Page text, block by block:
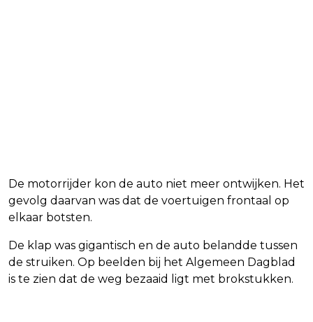
De motorrijder kon de auto niet meer ontwijken. Het
gevolg daarvan was dat de voertuigen frontaal op
elkaar botsten.
De klap was gigantisch en de auto belandde tussen
de struiken. Op beelden bij het Algemeen Dagblad
is te zien dat de weg bezaaid ligt met brokstukken.